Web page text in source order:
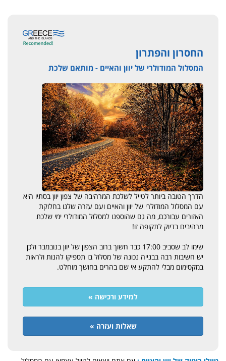
החסרון והפתרון
המסלול המודולרי של יוון והאיים - מותאם שלכת
הדרך הטובה ביותר לטייל לשלכת המרהיבה של צפון יוון בסתיו היא
עם המסלול המודולרי של יוון והאיים ועם עזרה שלנו בחלוקת
האזורים עבורכם, מה גם שהוספנו למסלול המודולרי ימי שלכת
מרהיבים בדיוק לתקופה זו!
שימו לב שסביב 17:00 כבר חשוך ברוב הצפון של יוון בנובמבר ולכן
יש חשיבות רבה בבנייה נכונה של מסלול בו תספיקו להנות ולראות
במקסימום מבלי להתקע אי שם בהרים בחושך מוחלט.
למידע ורכישה »
שאלות ועזרה »